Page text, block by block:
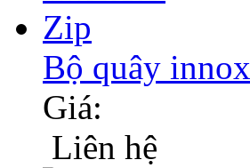
Bộ quây
Giá:
Liên hệ